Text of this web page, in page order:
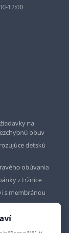
12:00
na
obuv
detskú
obúvania
z tržnice
s membránou